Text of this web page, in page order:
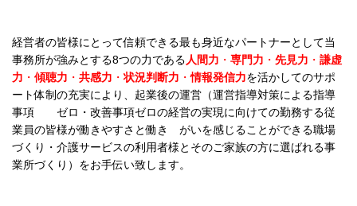
経営者の皆様にとって信頼できる最も身近なパートナーとして当
事務所が強みとする8つの力である 人間力 ・ 専門力 ・ 先見力 ・ 謙虚
力 ・ 傾聴力 ・ 共感力 ・状況判断力 ・情報発信力を活かしてのサポ
ート体制の充実により、起業後の運営（運営指導対策による指導
事項 ゼロ・改善事項ゼロの経営の実現に向けての勤務する従
業員の皆様が働きやすさと働き がいを感じることができる職場
づくり・介護サービスの利用者様とそのご家族の方に選ばれる事
業所づくり）をお手伝い致します。